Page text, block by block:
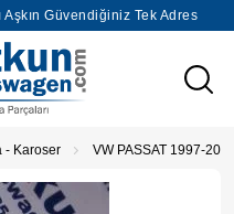
Güvendiğiniz Tek Adres
- Karoser VW PASSAT 1997-